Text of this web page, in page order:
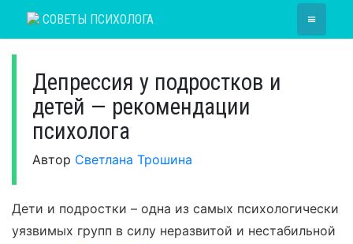
СОВЕТЫ ПСИХОЛОГА ≡
Депрессия у подростков и
детей — рекомендации
психолога
Автор Светлана Трошина
Дети и подростки – одна из самых психологически
уязвимых групп в силу неразвитой и нестабильной